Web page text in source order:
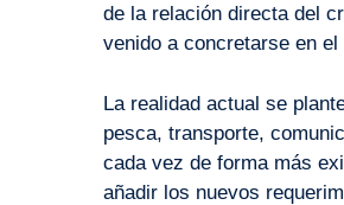
de la relación directa del
venido a concretarse en el
La realidad actual se
pesca, transporte,
cada vez de forma más
añadir los nuevos